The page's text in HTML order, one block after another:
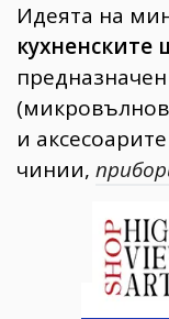
Идеята на
кухненските
и
чинии,